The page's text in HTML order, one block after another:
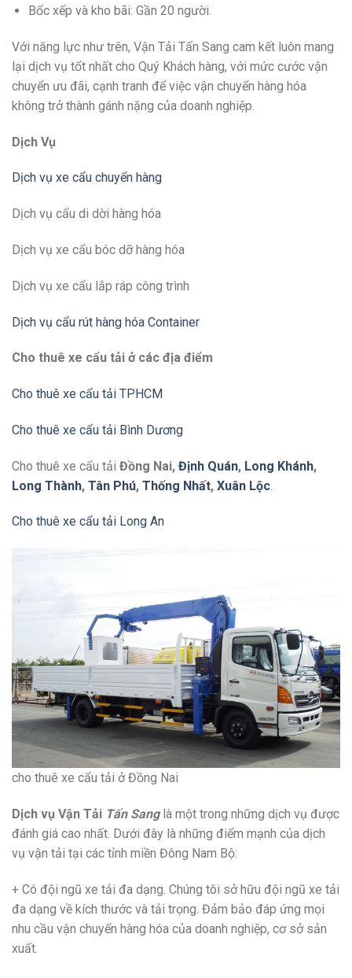
Bốc xếp và kho bãi: Gần 20 người.
Với năng lực như trên, Vận Tải Tấn Sang cam kết luôn mang
lại dịch vụ tốt nhất cho Quý Khách hàng, với mức cước vận
chuyển ưu đãi, cạnh tranh để việc vận chuyển hàng hóa
không trở thành gánh nặng của doanh nghiệp.
Dịch Vụ
Dịch vụ xe cẩu chuyển hàng
Dịch vụ cẩu di dời hàng hóa
Dịch vụ xe cẩu bóc dỡ hàng hóa
Dịch vụ xe cẩu lắp ráp công trình
Dịch vụ cẩu rút hàng hóa Container
Cho thuê xe cẩu tải ở các địa điểm
Cho thuê xe cẩu tải TPHCM
Cho thuê xe cẩu tải Bình Dương
Cho thuê xe cẩu tải Đồng Nai, Định Quán, Long Khánh,
Long Thành, Tân Phú, Thống Nhất, Xuân Lộc
Cho thuê xe cẩu tải Long An
cho thuê xe cẩu tải ở Đồng Nai
Dịch vụ Vận Tải Tấn Sanglà một trong những dịch vụ được
đánh giá cao nhất. Dưới đây là những điểm mạnh của dịch
vụ vận tải tại các tỉnh miền Đông Nam Bộ:
+ Có đội ngũ xe tải đa dạng. Chúng tôi sở hữu đội ngũ xe tải
đa dạng về kích thước và tải trọng. Đảm bảo đáp ứng mọi
nhu cầu vận chuyển hàng hóa của doanh nghiệp, cơ sở sản
xuất.